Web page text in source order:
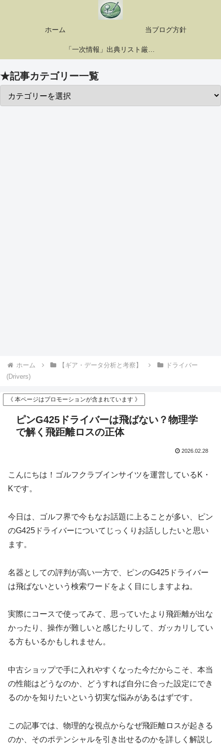
ホーム 当ブログ方針
「一次情報」出典リスト厳選10選
★記事カテゴリー一覧
ホーム 【ギア・データ分析と考察】
ドライバー
(Drivers)
《 本ページはプロモーションが含まれています 》
ピンG425ドライバーは飛ばない？物理学
で解く飛距離ロスの正体
2026.02.28
こんにちは！ゴルフクラブインサイツを運営しているK・
Kです。
今日は、ゴルフ界で今もなお話題に上ることが多い、ピン
のG425ドライバーについてじっくりお話ししたいと思い
ます。
名器としての評判が高い一方で、ピンのG425ドライバー
は飛ばないという検索ワードをよく目にしますよね。
実際にコースで使ってみて、思っていたより飛距離が出な
かったり、操作が難しいと感じたりして、ガッカリしてい
る方もいるかもしれません。
中古ショップで手に入れやすくなった今だからこそ、本当
の性能はどうなのか、どうすれば自分に合った設定にでき
るのかを知りたいという切実な悩みがあるはずです。
この記事では、物理的な視点からなぜ飛距離ロスが起きる
のか、そのポテンシャルを引き出せるのかを詳しく解説し